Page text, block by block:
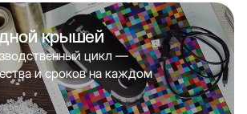
крышей
цикл —
и сроков на каждом